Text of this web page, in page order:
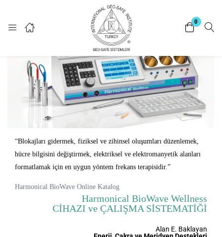
0
Giriş Yap
Giriş yapmak için kullanıcı adınızı ve şifrenizi giriniz.
“Blokajları gidermek, fiziksel ve zihinsel oluşumları düzenlemek,
hücre bilgisini değiştirmek, elektriksel ve elektromanyetik alanları
formatlamak için en uygun yöntem frekans terapisidir.”
Harmonical BioWave Online Katalog
Harmonical BioWave Wellness
CİHAZI ve ÇALIŞMA SİSTEMATİĞİ
Alan E. Baklayan